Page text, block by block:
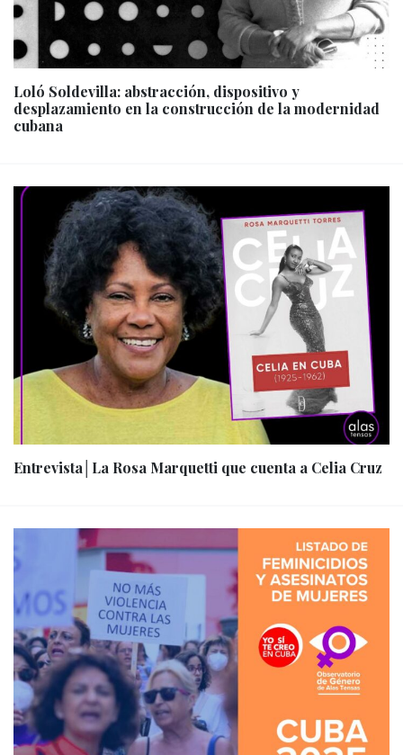
Loló Soldevilla: abstracción, dispositivo y
desplazamiento en la construcción de la modernidad
cubana
Entrevista│La Rosa Marquetti que cuenta a Celia Cruz